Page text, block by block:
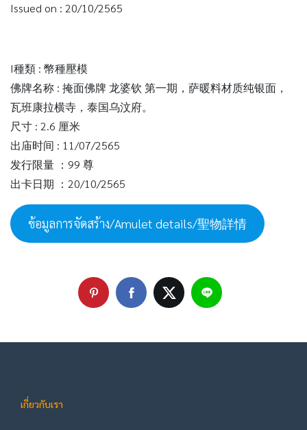
Issued on : 20/10/2565
I種類 : 幣種壓模
佛牌名称 : 掩面佛牌 龙婆钦 第一期，萨暖料材质纯银面，
瓦班康拉横寺，泰国乌汶府。
尺寸 : 2.6 厘米
出庙时间 : 11/07/2565
发行限量 ：99 尊
出卡日期 ：20/10/2565
ข้อมูลการจัดสร้าง/Amulet details/聖物詳情
เกี่ยวกับเรา